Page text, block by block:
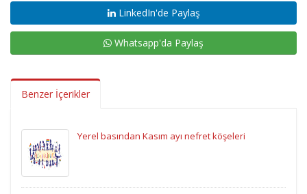
LinkedIn'de Paylaş
Whatsapp'da Paylaş
Benzer İçerikler
Yerel basından Kasım ayı nefret köşeleri